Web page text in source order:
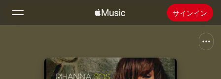
サインイン